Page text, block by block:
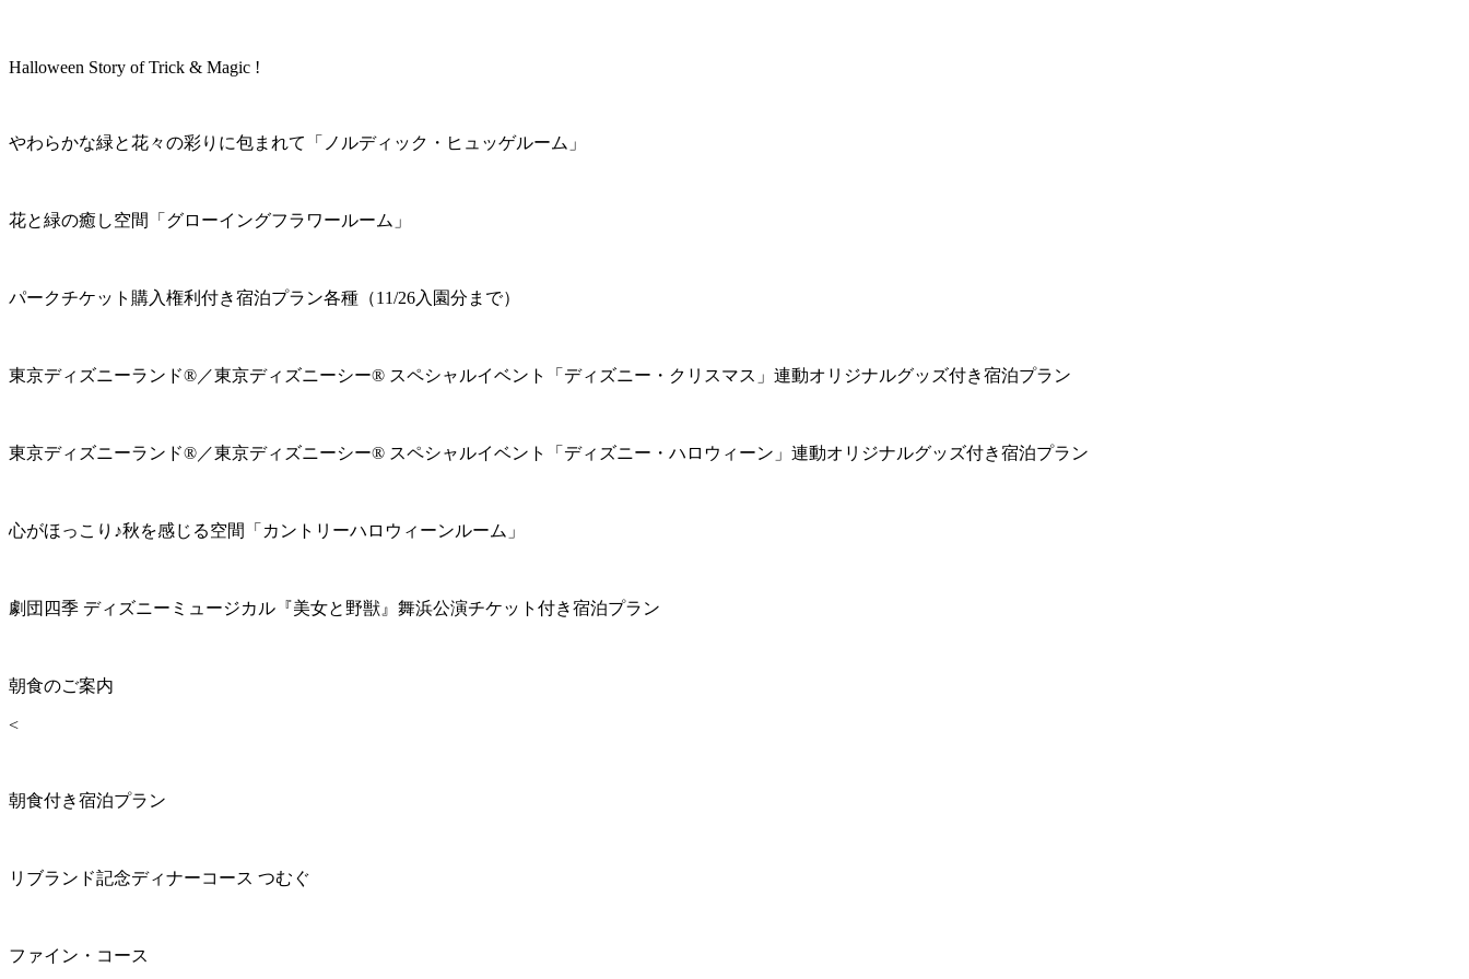
Halloween Story of Trick & Magic !
やわらかな緑と花々の彩りに包まれて「ノルディック・ヒュッゲルーム」
花と緑の癒し空間「グローイングフラワールーム」
パークチケット購入権利付き宿泊プラン各種（11/26入園分まで）
東京ディズニーランド®／東京ディズニーシー® スペシャルイベント「ディズニー・クリスマス」連動オリジナルグッズ付き宿泊プラン
東京ディズニーランド®／東京ディズニーシー® スペシャルイベント「ディズニー・ハロウィーン」連動オリジナルグッズ付き宿泊プラン
心がほっこり♪秋を感じる空間「カントリーハロウィーンルーム」
劇団四季 ディズニーミュージカル『美女と野獣』舞浜公演チケット付き宿泊プラン
朝食のご案内
<
朝食付き宿泊プラン
リブランド記念ディナーコース つむぐ
ファイン・コース